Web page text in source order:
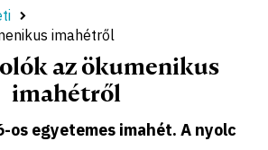
imahétről
az ökumenikus
imahétről
os egyetemes imahét. A nyolc